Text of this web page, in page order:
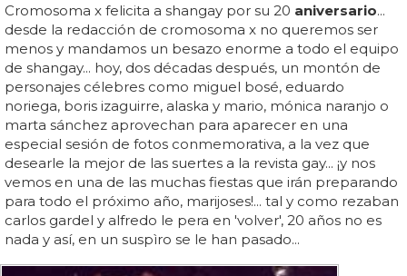
Cromosoma x felicita a shangay por su 20 aniversario...
desde la redacción de cromosoma x no queremos ser
menos y mandamos un besazo enorme a todo el equipo
de shangay... hoy, dos décadas después, un montón de
personajes célebres como miguel bosé, eduardo
noriega, boris izaguirre, alaska y mario, mónica naranjo o
marta sánchez aprovechan para aparecer en una
especial sesión de fotos conmemorativa, a la vez que
desearle la mejor de las suertes a la revista gay... ¡y nos
vemos en una de las muchas fiestas que irán preparando
para todo el próximo año, marijoses!... tal y como rezaban
carlos gardel y alfredo le pera en 'volver', 20 años no es
nada y así, en un suspìro se le han pasado...